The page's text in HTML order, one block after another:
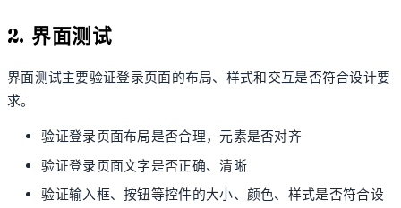
2. 界面测试
界面测试主要验证登录页面的布局、样式和交互是否符合设计要
求。
验证登录页面布局是否合理，元素是否对齐
验证登录页面文字是否正确、清晰
验证输入框、按钮等控件的大小、颜色、样式是否符合设